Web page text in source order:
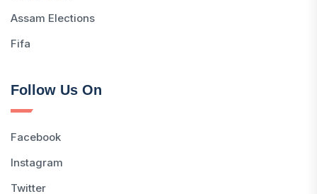
Assam Elections
Fifa
Follow Us On
Facebook
Instagram
Twitter